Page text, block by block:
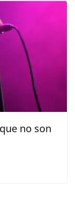
no son